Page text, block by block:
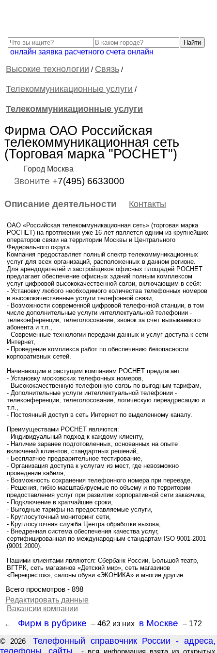
онлайн заявка расчетного счета онлайн
Высокие технологии / Связь /
Телекоммуникационные услуги /
Телекоммуникационные услуги
Фирма ОАО Российская
телекоммуникационная сеть
(Торговая марка "РОСНЕТ")
Город Москва
Звоните +7(495) 6633000
Описание деятельности Контакты
ОАО «Российская телекоммуникационная сеть» (торговая марка
РОСНЕТ) на протяжении уже 16 лет является одним из крупнейших
операторов связи на территории Москвы и Центрального
Федерального округа.
Компания предоставляет полный спектр телекоммуникационных
услуг для всех организаций, расположенных в данном регионе.
Для арендодателей и застройщиков офисных площадей РОСНЕТ
предлагает обеспечение офисных зданий полным комплексом
услуг цифровой высококачественной связи, включающим в себя:
- Установку любого необходимого количества телефонных номеров
и высококачественные услуги телефонной связи,
- Возможности современной цифровой телефонной станции, в том
числе дополнительные услуги интеллектуальной телефонии -
телеконференции, телеголосование, звонок за счет вызываемого
абонента и т.п.,
- Современные технологии передачи данных и услуг доступа к сети
Интернет,
- Проведение комплекса работ по обеспечению безопасности
корпоративных сетей.
Начинающим и растущим компаниям РОСНЕТ предлагает:
- Установку московских телефонных номеров,
- Высококачественную телефонную связь по выгодным тарифам,
- Дополнительные услуги интеллектуальной телефонии -
телеконференции, телеголосование, логическую переадресацию и
т.п.,
- Постоянный доступ в сеть Интернет по выделенному каналу.
Преимуществами РОСНЕТ являются:
- Индивидуальный подход к каждому клиенту,
- Наличие заранее подготовленных, основанных на опыте
включений клиентов, стандартных решений,
- Бесплатное предварительное тестирование,
- Организация доступа к услугам из мест, где невозможно
проведение кабеля,
- Возможность сохранения телефонного номера при переезде,
- Решения, гибко масштабируемые по объему и по территории
предоставления услуг при развитии корпоративной сети заказчика,
- Подключение в кратчайшие сроки,
- Выгодные тарифы на предоставляемые услуги,
- Круглосуточный мониторинг сети,
- Круглосуточная служба Центра обработки вызова,
- Внедренная система обеспечения качества услуг,
сертифицированная по международным стандартам ISO 9001-2001
(9001:2000).
Нашими клиентами являются: Сбербанк России, Большой театр,
ВГТРК, сеть магазинов «Детский мир», сеть магазинов
«Перекресток», салоны обуви «ЭКОНИКА» и многие другие.
Всего просмотров - 898
Редактировать данные
Вакансии компании
←
Фирм в рубрике – 462 из них в Москве – 172
© 2026
Телефонный справочник России - адреса,
телефоны, сайты.